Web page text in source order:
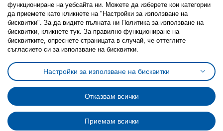
Политика за използване на бисквитки (Cookies)
Избор на настройки за използване на бисквитки
Условия за ползване на ikea.bgОбща политика за личните данни
Политика за защита на личните данни на ikea.bg
Общи условия на програма IKEA Family
Политика за защита на лични данни на програма IKEA Family
функциониране на уебсайта ни. Можете да изберете кои категории
да приемете като кликнете на "Настройки за използване на
бисквитки". За да видите пълната ни Политика за използване на
бисквитки, кликнете тук. За правилно функциониране на
бисквитките, опреснете страницата в случай, че оттеглите
съгласието си за използване на бисквитки.
Настройки за използване на бисквитки
Отказвам всички
Приемам всички